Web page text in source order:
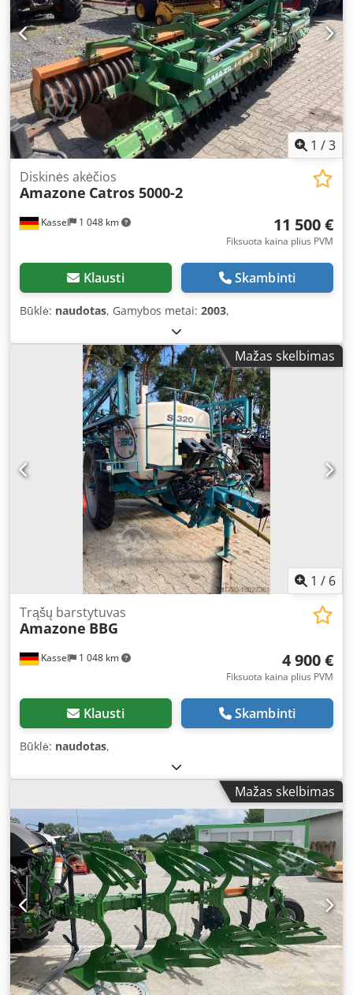
1 /3
Kassel 1 048 km
Diskinės akėčios
Amazone Catros 5000-2
11 500 €
Fiksuota kaina plius PVM
Klausti Skambinti
Būklė: naudotas, Gamybos metai: 2003,
Mažas skelbimas
1 / 6
Kassel 1 048 km
Trąšų barstytuvas
Amazone BBG
4 900 €
Fiksuota kaina plius PVM
Klausti Skambinti
Būklė: naudotas,
Mažas skelbimas